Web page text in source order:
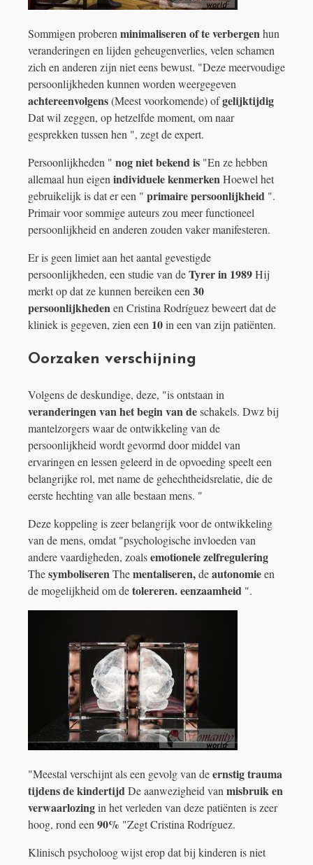
Sommigen proberenminimaliseren of te verbergenhun
veranderingen en lijden geheugenverlies, velen schamen
zich en anderen zijn niet eens bewust. "Deze meervoudige
persoonlijkheden kunnen worden weergegeven
achtereenvolgens(Meest voorkomende) ofgelijktijdig
Dat wil zeggen, op hetzelfde moment, om naar
gesprekken tussen hen ", zegt de expert.
Persoonlijkheden " nog niet bekend is "En ze hebben
allemaal hun eigenindividuele kenmerkenHoewel het
gebruikelijk is dat er een " primaire persoonlijkheid ".
Primair voor sommige auteurs zou meer functioneel
persoonlijkheid en anderen zouden vaker manifesteren.
Er is geen limiet aan het aantal gevestigde
persoonlijkheden, een studie van deTyrer in 1989Hij
merkt op dat ze kunnen bereiken een30
persoonlijkhedenen Cristina Rodríguez beweert dat de
kliniek is gegeven, zien een 10in een van zijn patiënten.
Oorzaken verschijning
Volgens de deskundige, deze, "is ontstaan ​​in
veranderingen van het begin van deschakels. Dwz bij
mantelzorgers waar de ontwikkeling van de
persoonlijkheid wordt gevormd door middel van
ervaringen en lessen geleerd in de opvoeding speelt een
belangrijke rol, met name de gehechtheidsrelatie, die de
eerste hechting van alle bestaan mens. "
Deze koppeling is zeer belangrijk voor de ontwikkeling
van de mens, omdat "psychologische invloeden van
andere vaardigheden, zoalsemotionele zelfregulering
ThesymboliserenThementaliseren,deautonomieen
de mogelijkheid om detolereren. eenzaamheid ".
"Meestal verschijnt als een gevolg van deernstig trauma
tijdens de kindertijdDe aanwezigheid vanmisbruik en
verwaarlozingin het verleden van deze patiënten is zeer
hoog, rond een90% "Zegt Cristina Rodríguez.
Klinisch psycholoog wijst erop dat bij kinderen is niet